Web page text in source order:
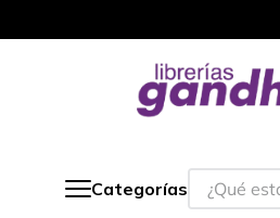
Categorías
¿Qué